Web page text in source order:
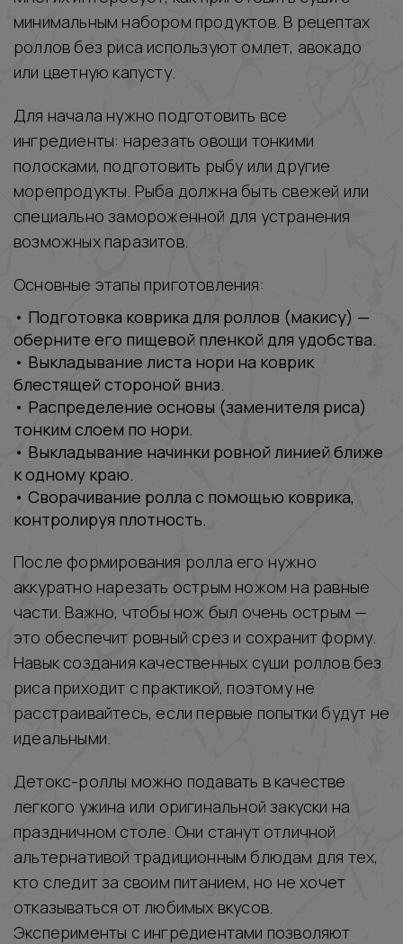
минимальным набором продуктов. В рецептах
роллов без риса используют омлет, авокадо
или цветную капусту.
Для начала нужно подготовить все
ингредиенты: нарезать овощи тонкими
полосками, подготовить рыбу или другие
морепродукты. Рыба должна быть свежей или
специально замороженной для устранения
возможных паразитов.
Основные этапы приготовления:
• Подготовка коврика для роллов (макису) —
оберните его пищевой пленкой для удобства.
• Выкладывание листа нори на коврик
блестящей стороной вниз.
• Распределение основы (заменителя риса)
тонким слоем по нори.
• Выкладывание начинки ровной линией ближе
к одному краю.
• Сворачивание ролла с помощью коврика,
контролируя плотность.
После формирования ролла его нужно
аккуратно нарезать острым ножом на равные
части. Важно, чтобы нож был очень острым —
это обеспечит ровный срез и сохранит форму.
Навык создания качественных суши роллов без
риса приходит с практикой, поэтому не
расстраивайтесь, если первые попытки будут не
идеальными.
Детокс-роллы можно подавать в качестве
легкого ужина или оригинальной закуски на
праздничном столе. Они станут отличной
альтернативой традиционным блюдам для тех,
кто следит за своим питанием, но не хочет
отказываться от любимых вкусов.
Эксперименты с ингредиентами позволяют